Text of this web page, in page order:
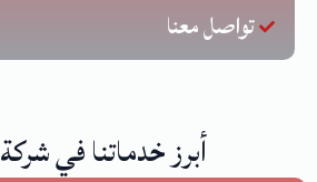
تواصل معنا
أبرز خدماتنا في